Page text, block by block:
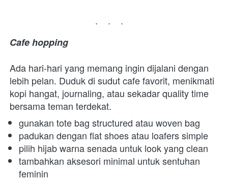
...
Cafe hopping
Ada hari-hari yang memang ingin dijalani dengan
lebih pelan. Duduk di sudut cafe favorit, menikmati
kopi hangat, journaling, atau sekadar quality time
bersama teman terdekat.
gunakan tote bag structured atau woven bag
padukan dengan flat shoes atau loafers simple
pilih hijab warna senada untuk look yang clean
tambahkan aksesori minimal untuk sentuhan
feminin